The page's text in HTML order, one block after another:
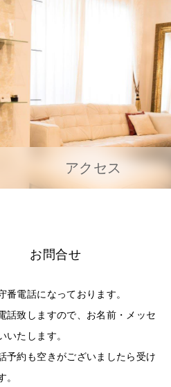
アクセス
お問合せ
番電話になっております。
話致しますので、お名前・メッセ
いたします。
予約も空きがございましたら受け
。